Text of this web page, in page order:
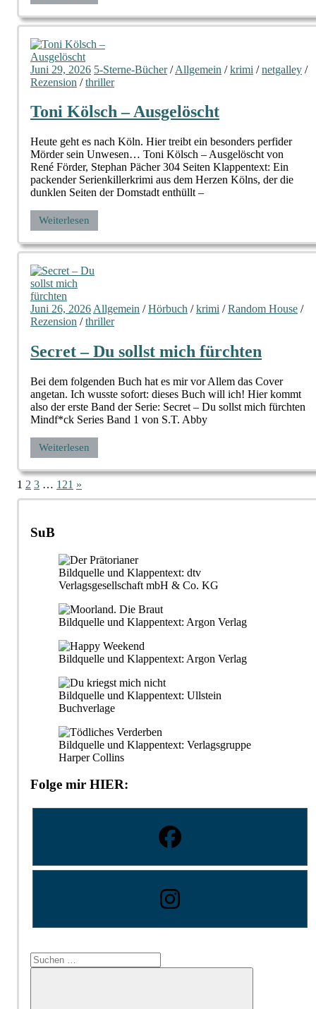
Juni 29, 2026 5-Sterne-Bücher/Allgemein /krimi /netgalley /
Rezension /thriller
Toni Kölsch – Ausgelöscht
Heute geht es nach Köln. Hier treibt ein besonders perfider
Mörder sein Unwesen… Toni Kölsch – Ausgelöscht von
René Förder, Stephan Pächer 304 Seiten Klappentext: Ein
packender Serienkillerkrimi aus dem Herzen Kölns, der die
dunklen Seiten der Domstadt enthüllt –
Weiterlesen
Juni 26, 2026 Allgemein /Hörbuch /krimi /Random House /
Rezension /thriller
Secret – Du sollst mich fürchten
Bei dem folgenden Buch hat es mir vor Allem das Cover
angetan. Ich wusste sofort: dieses Buch will ich! Hier kommt
also der erste Band der Serie: Secret – Du sollst mich fürchten
Mindf*ck Series Band 1 von S.T. Abby
Weiterlesen
Seitennummerierung
der
Beiträge
1 2 3 … 121 Nächste
Beiträge
»
SuB
Bildquelle und Klappentext: dtv
Verlagsgesellschaft mbH & Co. KG
Bildquelle und Klappentext: Argon Verlag
Bildquelle und Klappentext: Argon Verlag
Bildquelle und Klappentext: Ullstein
Buchverlage
Bildquelle und Klappentext: Verlagsgruppe
Harper Collins
Folge mir HIER:
Suchen
nach: